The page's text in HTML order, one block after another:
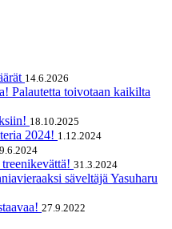
14.6.2026
Palautetta toivotaan kaikilta
18.10.2025
2024! 1.12.2024
31.3.2024
säveltäjä Yasuharu
27.9.2022